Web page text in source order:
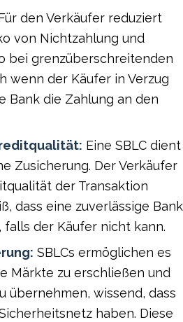
den Verkäufer reduziert
von Nichtzahlung und
bei grenzüberschreitenden
wenn der Käufer in Verzug
Bank die Zahlung an den
Eine SBLC dient
Zusicherung. Der Verkäufer
der Transaktion
dass eine zuverlässige Bank
der Käufer nicht kann.
SBLCs ermöglichen es
Märkte zu erschließen und
übernehmen, wissend, dass
haben. Diese